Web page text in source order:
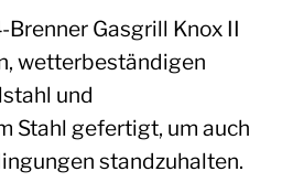
Brenner Gasgrill Knox II
wetterbeständigen
und
Stahl gefertigt, um auch
standzuhalten.